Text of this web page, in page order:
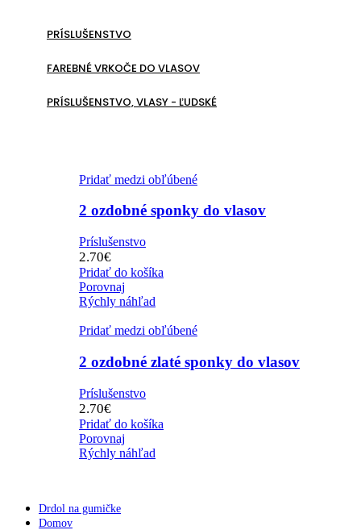
PRÍSLUŠENSTVO
FAREBNÉ VRKOČE DO VLASOV
PRÍSLUŠENSTVO, VLASY - ĽUDSKÉ
Pridať medzi obľúbené
2 ozdobné sponky do vlasov
Príslušenstvo
2.70€
Pridať do košíka
Porovnaj
Rýchly náhľad
Pridať medzi obľúbené
2 ozdobné zlaté sponky do vlasov
Príslušenstvo
2.70€
Pridať do košíka
Porovnaj
Rýchly náhľad
Drdol na gumičke
Domov